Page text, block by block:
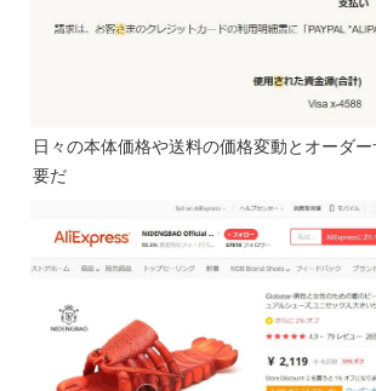
日々の本体価格や送料の価格変動とオーダ
要だ